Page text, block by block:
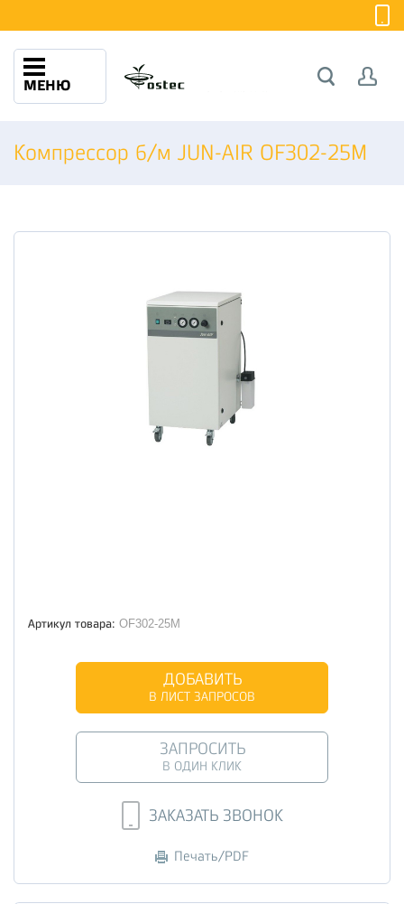
МЕНЮ
Компрессор б/м JUN-AIR OF302-25M
Артикул товара: OF302-25M
ДОБАВИТЬ
В ЛИСТ ЗАПРОСОВ
ЗАПРОСИТЬ
В ОДИН КЛИК
ЗАКАЗАТЬ ЗВОНОК
Печать/PDF